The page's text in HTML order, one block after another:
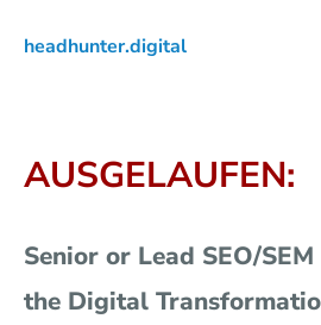
Hauptnavigation
Inhalt
Seitenspalte
headhunter.digital
AUSGELAUFEN:
Senior or Lead SEO/
the Digital